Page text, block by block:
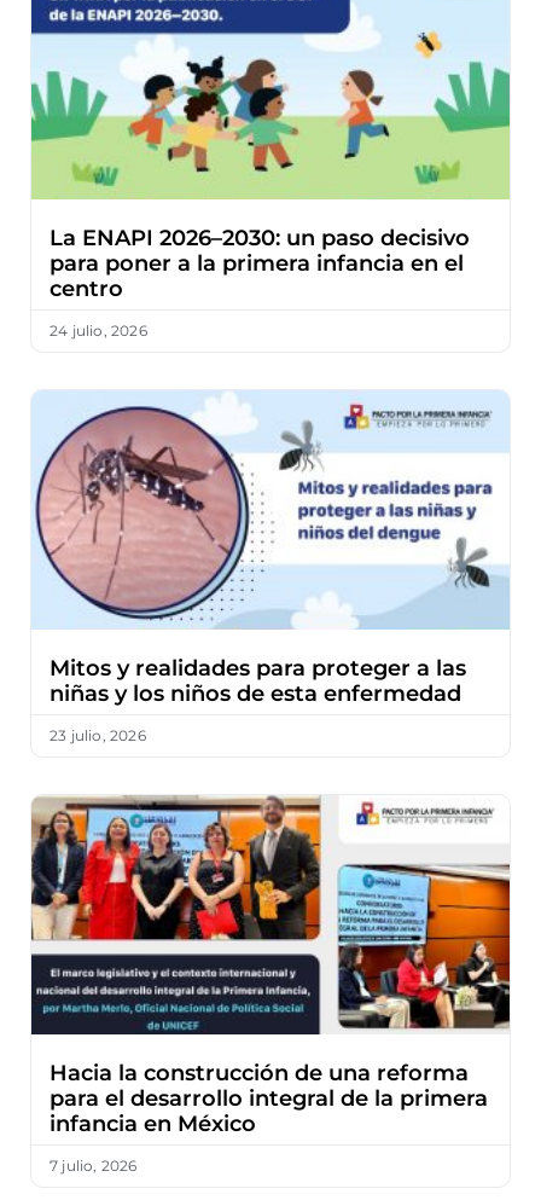
La ENAPI 2026–2030: un paso decisivo
para poner a la primera infancia en el
centro
24 julio, 2026
Mitos y realidades para proteger a las
niñas y los niños de esta enfermedad
23 julio, 2026
Hacia la construcción de una reforma
para el desarrollo integral de la primera
infancia en México
7 julio, 2026